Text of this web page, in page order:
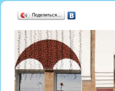
Поделиться…